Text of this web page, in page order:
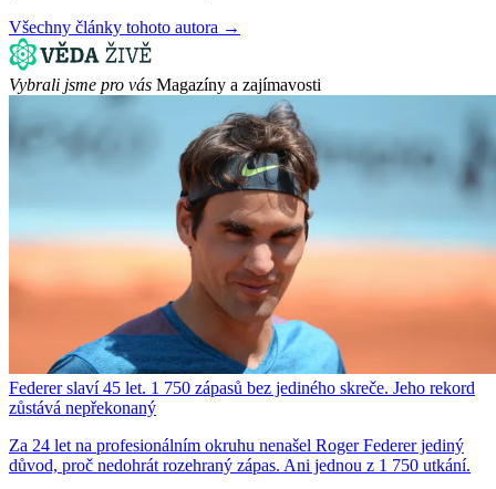
Všechny články tohoto autora →
Vybrali jsme pro vás Magazíny a zajímavosti
Federer slaví 45 let. 1 750 zápasů bez jediného skreče. Jeho rekord
zůstává nepřekonaný
Za 24 let na profesionálním okruhu nenašel Roger Federer jediný
důvod, proč nedohrát rozehraný zápas. Ani jednou z 1 750 utkání.